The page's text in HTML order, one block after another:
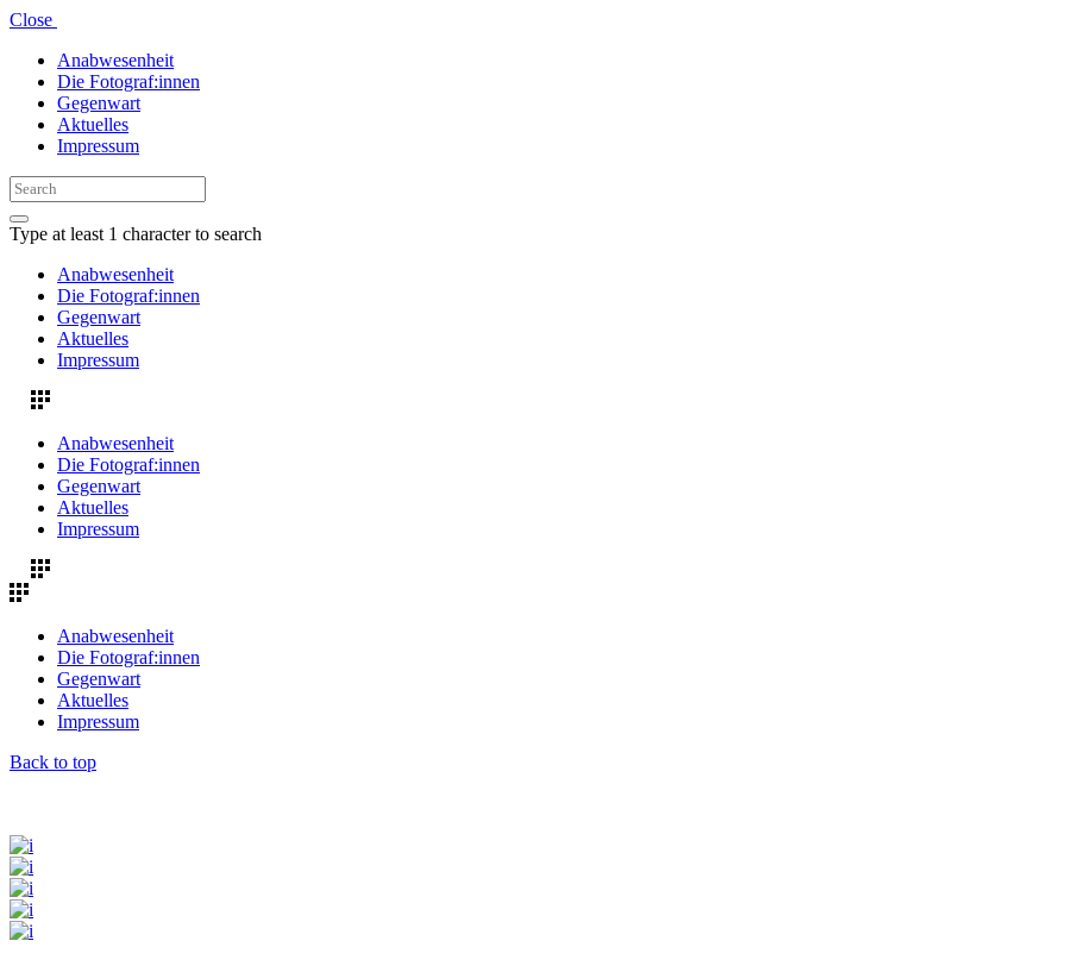
Close
Anabwesenheit
Die Fotograf:innen
Gegenwart
Aktuelles
Impressum
Type at least 1 character to search
Anabwesenheit
Die Fotograf:innen
Gegenwart
Aktuelles
Impressum
Anabwesenheit
Die Fotograf:innen
Gegenwart
Aktuelles
Impressum
Anabwesenheit
Die Fotograf:innen
Gegenwart
Aktuelles
Impressum
Back to top